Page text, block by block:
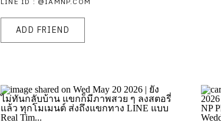
ADD FRIEND